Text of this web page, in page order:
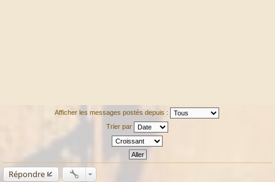
Afficher les messages postés depuis :
Trier par
Répondre